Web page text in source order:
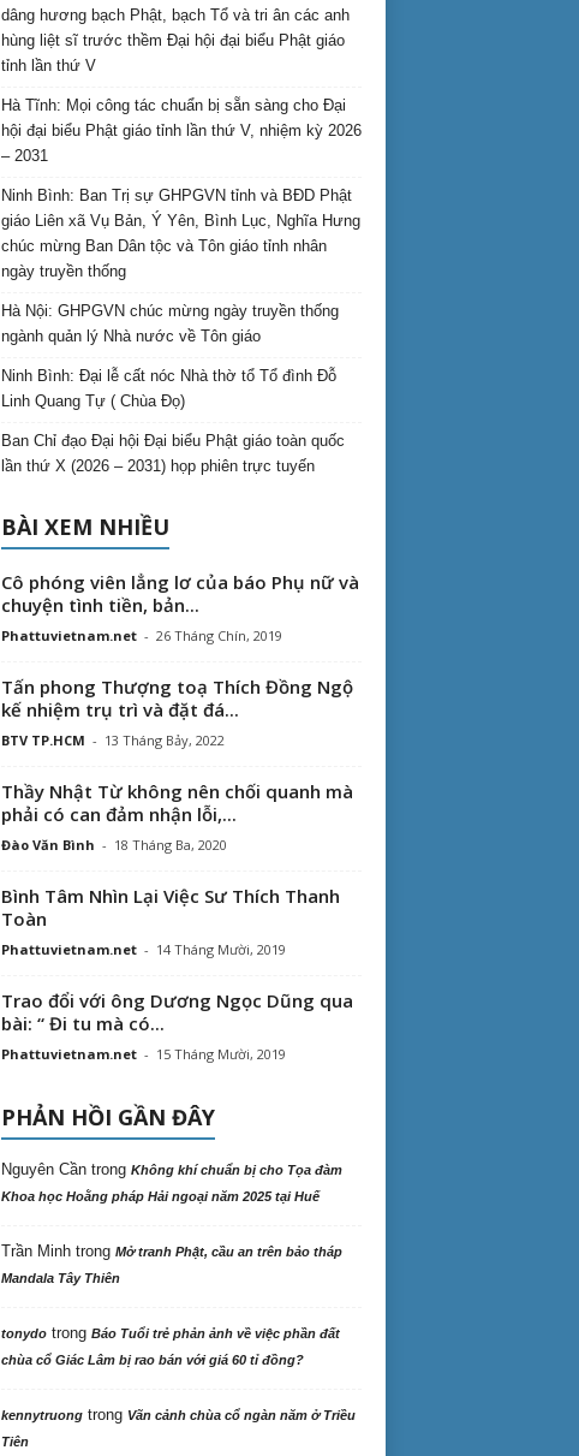
dâng hương bạch Phật, bạch Tổ và tri ân các anh
hùng liệt sĩ trước thềm Đại hội đại biểu Phật giáo
tỉnh lần thứ V
Hà Tĩnh: Mọi công tác chuẩn bị sẵn sàng cho Đại
hội đại biểu Phật giáo tỉnh lần thứ V, nhiệm kỳ 2026
– 2031
Ninh Bình: Ban Trị sự GHPGVN tỉnh và BĐD Phật
giáo Liên xã Vụ Bản, Ý Yên, Bình Lục, Nghĩa Hưng
chúc mừng Ban Dân tộc và Tôn giáo tỉnh nhân
ngày truyền thống
Hà Nội: GHPGVN chúc mừng ngày truyền thống
ngành quản lý Nhà nước về Tôn giáo
Ninh Bình: Đại lễ cất nóc Nhà thờ tổ Tổ đình Đỗ
Linh Quang Tự ( Chùa Đọ)
Ban Chỉ đạo Đại hội Đại biểu Phật giáo toàn quốc
lần thứ X (2026 – 2031) họp phiên trực tuyến
BÀI XEM NHIỀU
Cô phóng viên lẳng lơ của báo Phụ nữ và
chuyện tình tiền, bản...
Phattuvietnam.net - 26 Tháng Chín, 2019
Tấn phong Thượng toạ Thích Đồng Ngộ
kế nhiệm trụ trì và đặt đá...
BTV TP.HCM - 13 Tháng Bảy, 2022
Thầy Nhật Từ không nên chối quanh mà
phải có can đảm nhận lỗi,...
Đào Văn Bình - 18 Tháng Ba, 2020
Bình Tâm Nhìn Lại Việc Sư Thích Thanh
Toàn
Phattuvietnam.net - 14 Tháng Mười, 2019
Trao đổi với ông Dương Ngọc Dũng qua
bài: “ Đi tu mà có...
Phattuvietnam.net - 15 Tháng Mười, 2019
PHẢN HỒI GẦN ĐÂY
Nguyên Cầntrong Không khí chuẩn bị cho Tọa đàm
Khoa học Hoằng pháp Hải ngoại năm 2025 tại Huế
Trần Minhtrong Mở tranh Phật, cầu an trên bảo tháp
Mandala Tây Thiên
tonydotrong Báo Tuổi trẻ phản ảnh về việc phần đất
chùa cổ Giác Lâm bị rao bán với giá 60 tỉ đồng?
kennytruongtrong Vãn cảnh chùa cổ ngàn năm ở Triều
Tiên